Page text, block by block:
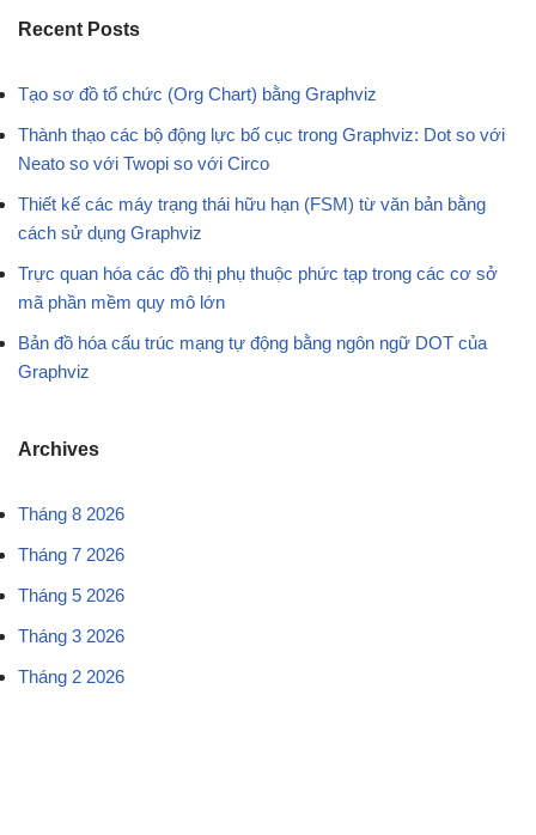
Recent Posts
Tạo sơ đồ tổ chức (Org Chart) bằng Graphviz
Thành thạo các bộ động lực bố cục trong Graphviz: Dot so với
Neato so với Twopi so với Circo
Thiết kế các máy trạng thái hữu hạn (FSM) từ văn bản bằng
cách sử dụng Graphviz
Trực quan hóa các đồ thị phụ thuộc phức tạp trong các cơ sở
mã phần mềm quy mô lớn
Bản đồ hóa cấu trúc mạng tự động bằng ngôn ngữ DOT của
Graphviz
Archives
Tháng 8 2026
Tháng 7 2026
Tháng 5 2026
Tháng 3 2026
Tháng 2 2026